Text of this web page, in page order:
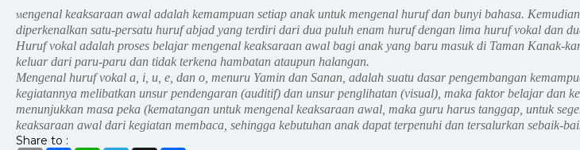
Mengenal keaksaraan awal adalah kemampuan setiap anak untuk mengenal huruf dan bunyi bahasa.
diperkenalkan satu-persatu huruf abjad yang terdiri dari dua puluh enam huruf dengan lima huruf vokal dan
Huruf vokal adalah proses belajar mengenal keaksaraan awal bagi anak yang baru masuk di Taman
keluar dari paru-paru dan tidak terkena hambatan ataupun halangan.
Mengenal huruf vokal a, i, u, e, dan o, menuru Yamin dan Sanan, adalah suatu dasar pengembangan
kegiatannya melibatkan unsur pendengaran (auditif) dan unsur penglihatan (visual), maka faktor belajar dan
menunjukkan masa peka (kematangan untuk mengenal keaksaraan awal, maka guru harus tanggap, untuk
keaksaraan awal dari kegiatan membaca, sehingga kebutuhan anak dapat terpenuhi dan tersalurkan sebaik-
Share to :